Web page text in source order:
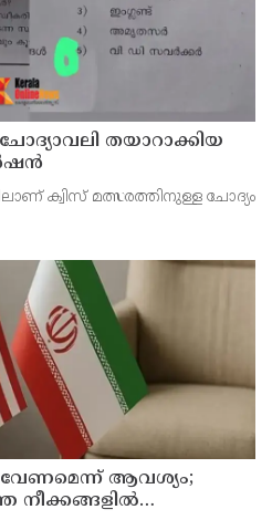
തയാറാക്കിയ
ക്വിസ് മത്സരത്തിനുള്ള ചോദ്യം
ആവശ്യം;